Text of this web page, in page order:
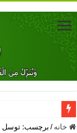
دعای جلب محبت
خانه / برچسب:توسل